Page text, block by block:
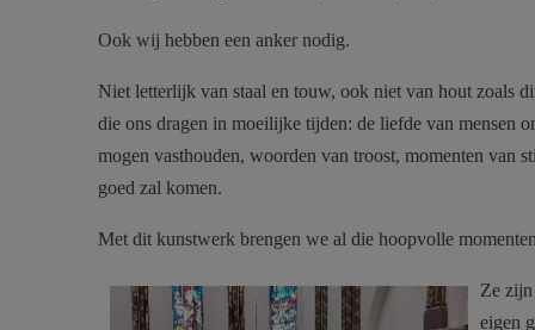
Ook wij hebben een anker nodig.
Niet letterlijk van staal en touw, ook niet van hout zoals
die ons dragen in moeilijke tijden: de liefde van mensen
mogen vasthouden, woorden van troost, momenten van
goed zal komen.
Met dit kunstwerk brengen we al die hoopvolle
anker van hoop-2.jpg
Ze
eigen